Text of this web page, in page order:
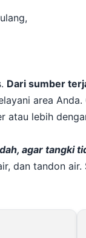
Dari sumber
area
lebih
agar tangki
dan tandon